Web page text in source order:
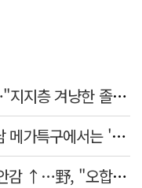
與 정치공학 논리로 밀어붙이기…"지지층 겨냥한 졸속 포퓰리즘 정책"
노조 편향 정책 쏟아낸 정부…호남 메가특구에서는 '반노조'?
오락가락·흔들리는 정책, 국정 불안감 ↑…野, "오합지졸"